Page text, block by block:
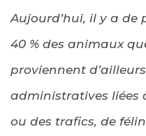
Aujourd’hui, il y a de
40 % des animaux
proviennent
administratives liées
ou des trafics, de